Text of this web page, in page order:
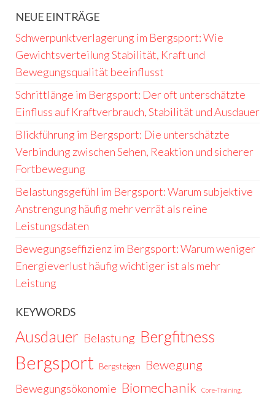
NEUE EINTRÄGE
Schwerpunktverlagerung im Bergsport: Wie
Gewichtsverteilung Stabilität, Kraft und
Bewegungsqualität beeinflusst
Schrittlänge im Bergsport: Der oft unterschätzte
Einfluss auf Kraftverbrauch, Stabilität und Ausdauer
Blickführung im Bergsport: Die unterschätzte
Verbindung zwischen Sehen, Reaktion und sicherer
Fortbewegung
Belastungsgefühl im Bergsport: Warum subjektive
Anstrengung häufig mehr verrät als reine
Leistungsdaten
Bewegungseffizienz im Bergsport: Warum weniger
Energieverlust häufig wichtiger ist als mehr
Leistung
KEYWORDS
Ausdauer Belastung Bergfitness
Bergsport Bergsteigen Bewegung
Bewegungsökonomie Biomechanik Core-Training.